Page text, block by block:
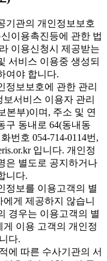
관의 개인정보보호
이용촉진등에 관한 법
이용신청시 제공받는
서비스 이용중 생성되
여야 합니다.
보보호에 관한 관리
서비스 이용자 관리
본부)이며, 주소 및 연
구 동내로 64(동내동
번호 054-714-0114번,
입니다. 개인정
은 별도로 공지하거나
니다.
보를 이용고객의 별
게 제공하지 않습니
경우는 이용고객의 별
게 이용 고객의 개인정
다.
에 따른 수사기관의 서